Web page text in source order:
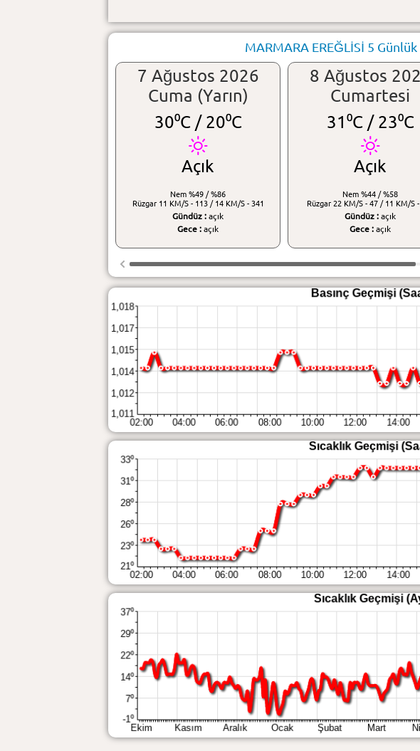
MARMARA EREĞLİSİ 5
7 Ağustos 2026
Cuma (Yarın)
30⁰C /20⁰C
Açık
Nem %49 / %86
Rüzgar 11 KM/S - 113 / 14 KM/S - 341
Gündüz : açık
Gece : açık
8 Ağustos
Cumartesi
31⁰C /23⁰C
Açık
Nem %44 / %58
Rüzgar 22 KM/S - 47 / 11 KM/S
Gündüz : açık
Gece : açık